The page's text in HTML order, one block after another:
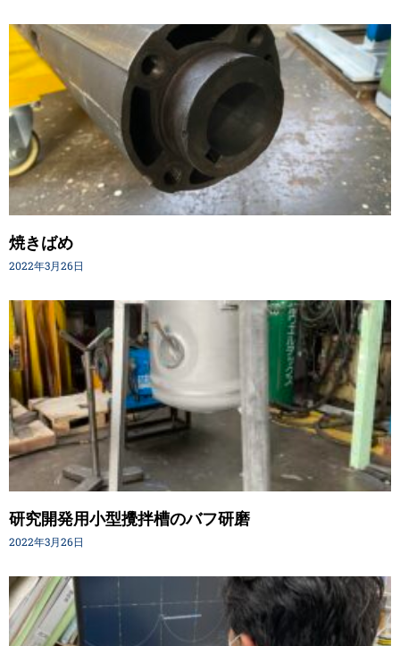
焼きばめ
2022年3月26日
研究開発用小型攪拌槽のバフ研磨
2022年3月26日